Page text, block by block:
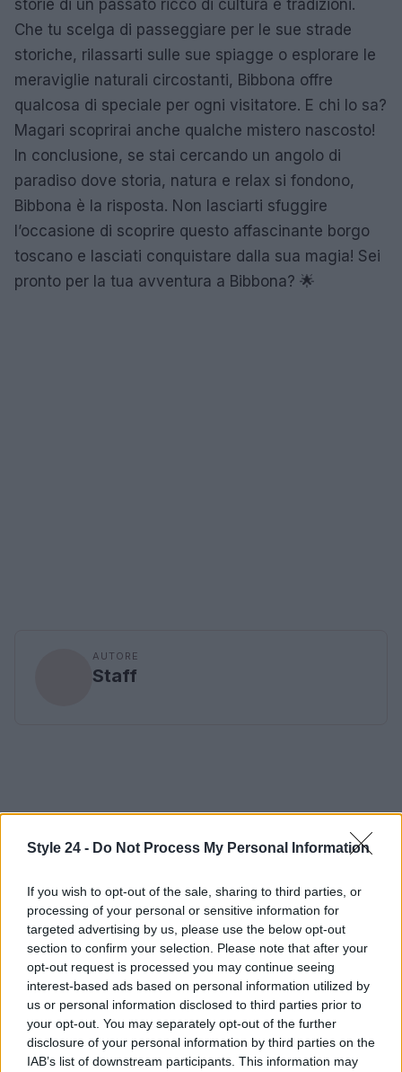
Style 24 - Do Not Process My Personal Information
If you wish to opt-out of the sale, sharing to third parties, or
processing of your personal or sensitive information for
targeted advertising by us, please use the below opt-out
section to confirm your selection. Please note that after your
opt-out request is processed you may continue seeing
interest-based ads based on personal information utilized by
us or personal information disclosed to third parties prior to
your opt-out. You may separately opt-out of the further
disclosure of your personal information by third parties on the
IAB’s list of downstream participants. This information may
storie di un passato ricco di cultura e tradizioni.
Che tu scelga di passeggiare per le sue strade
storiche, rilassarti sulle sue spiagge o esplorare le
meraviglie naturali circostanti, Bibbona offre
qualcosa di speciale per ogni visitatore. E chi lo sa?
Magari scoprirai anche qualche mistero nascosto!
In conclusione, se stai cercando un angolo di
paradiso dove storia, natura e relax si fondono,
Bibbona è la risposta. Non lasciarti sfuggire
l’occasione di scoprire questo affascinante borgo
toscano e lasciati conquistare dalla sua magia! Sei
pronto per la tua avventura a Bibbona? 🌟
AUTORE
Staff